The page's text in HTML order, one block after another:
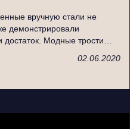
вручную стали не
демонстрировали
достаток. Модные трости…
02.06.2020